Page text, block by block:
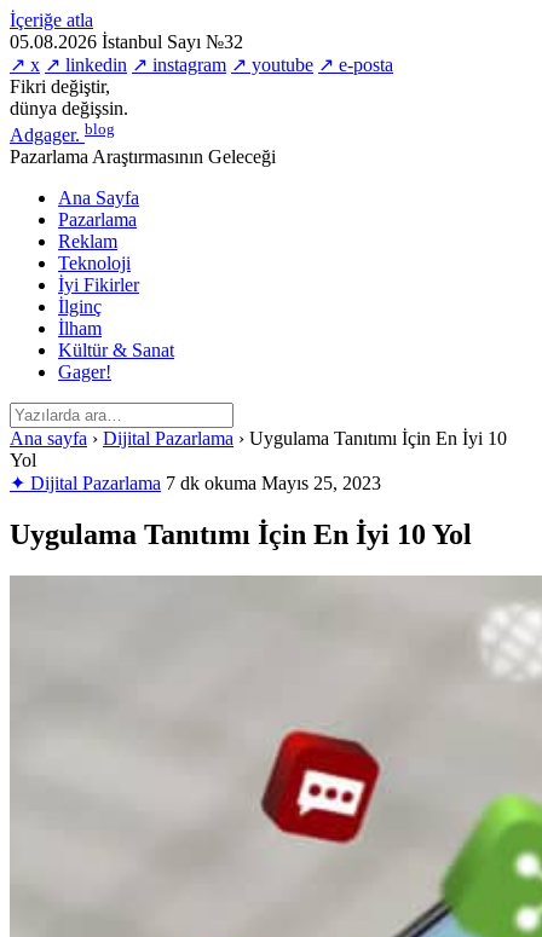
İçeriğe atla
05.08.2026 İstanbul Sayı №32
↗ x ↗ linkedin ↗ instagram ↗ youtube ↗ e-posta
Fikri değiştir,
dünya değişsin.
Adgager. blog
Pazarlama Araştırmasının Geleceği
Ana Sayfa
Pazarlama
Reklam
Teknoloji
İyi Fikirler
İlginç
İlham
Kültür & Sanat
Gager!
Ana sayfa › Dijital Pazarlama › Uygulama Tanıtımı İçin En İyi 10
Yol
✦ Dijital Pazarlama 7 dk okuma Mayıs 25, 2023
Uygulama Tanıtımı İçin En İyi 10 Yol